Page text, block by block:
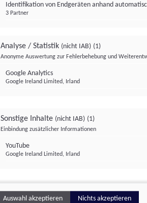
Identifikation von Endgeräten anhand
3 Partner
Analyse / Statistik (nicht IAB) (1)
Anonyme Auswertung zur Fehlerbehebung und
Google Analytics
Google Ireland Limited, Irland
Sonstige Inhalte (nicht IAB) (1)
Einbindung zusätzlicher Informationen
YouTube
Google Ireland Limited, Irland
Auswahl akzeptieren Nichts akzeptieren